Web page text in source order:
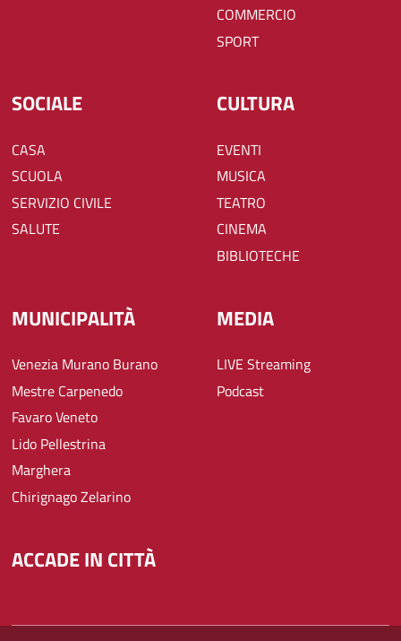
COMMERCIO
SPORT
SOCIALE
CASA
SCUOLA
SERVIZIO CIVILE
SALUTE
CULTURA
EVENTI
MUSICA
TEATRO
CINEMA
BIBLIOTECHE
MUNICIPALITÀ
Venezia Murano Burano
Mestre Carpenedo
Favaro Veneto
Lido Pellestrina
Marghera
Chirignago Zelarino
MEDIA
LIVE Streaming
Podcast
ACCADE IN CITTÀ